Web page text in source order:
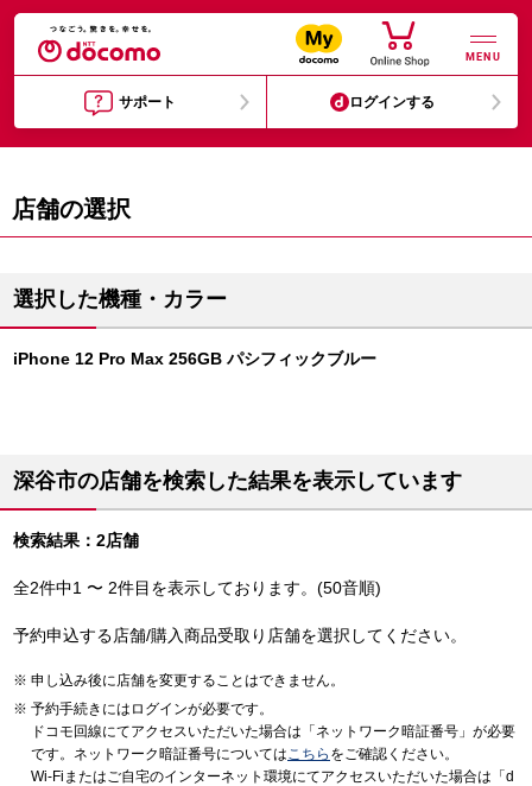
MENU
サポート ログインする
店舗の選択
選択した機種・カラー
iPhone 12 Pro Max 256GB パシフィックブルー
深谷市の店舗を検索した結果を表示しています
検索結果：2店舗
全2件中1 〜 2件目を表示しております。(50音順)
予約申込する店舗/購入商品受取り店舗を選択してください。
申し込み後に店舗を変更することはできません。
予約手続きにはログインが必要です。
ドコモ回線にてアクセスいただいた場合は「ネットワーク暗証番号」が必要
です。ネットワーク暗証番号についてはこちら をご確認ください。
Wi-Fiまたはご自宅のインターネット環境にてアクセスいただいた場合は「d